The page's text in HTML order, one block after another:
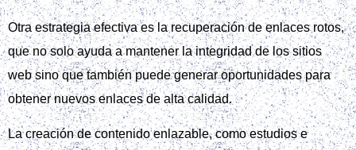
Otra estrategia efectiva es la recuperación de enlaces rotos,
que no solo ayuda a mantener la integridad de los sitios
web sino que también puede generar oportunidades para
obtener nuevos enlaces de alta calidad.
La creación de contenido enlazable, como estudios e